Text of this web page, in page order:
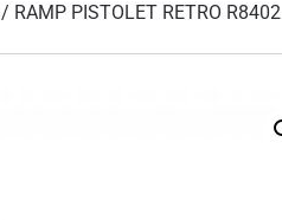
/ RAMP PISTOLET RETRO R8402